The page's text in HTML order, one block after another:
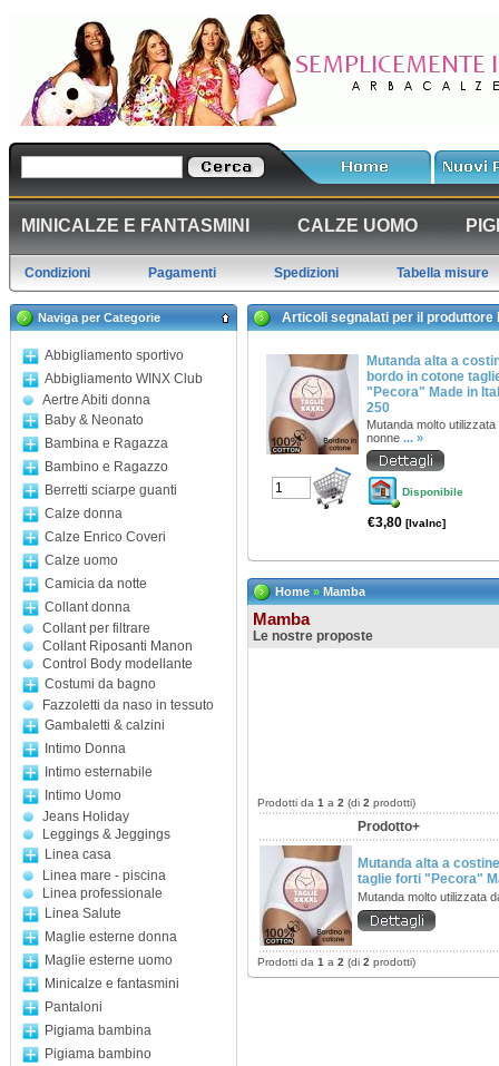
MINICALZE E FANTASMINI CALZE UOMO
Condizioni Pagamenti Spedizioni Tabella misure
Naviga per Categorie
Abbigliamento sportivo
Abbigliamento WINX Club
Aertre Abiti donna
Baby & Neonato
Bambina e Ragazza
Bambino e Ragazzo
Berretti sciarpe guanti
Calze donna
Calze Enrico Coveri
Calze uomo
Camicia da notte
Collant donna
Collant per filtrare
Collant Riposanti Manon
Control Body modellante
Costumi da bagno
Fazzoletti da naso in tessuto
Gambaletti & calzini
Intimo Donna
Intimo esternabile
Intimo Uomo
Jeans Holiday
Leggings & Jeggings
Linea casa
Linea mare - piscina
Linea professionale
Linea Salute
Maglie esterne donna
Maglie esterne uomo
Minicalze e fantasmini
Pantaloni
Pigiama bambina
Pigiama bambino
Articoli segnalati per il produttore
Mutanda alta a
bordo in cotone
"Pecora" Made in
250
Mutanda molto utilizzata
nonne ... »
Disponibile
€3,80 [IvaInc]
Home » Mamba
Mamba
Le nostre proposte
Prodotti da 1 a 2 (di 2 prodotti)
Prodotto+
Mutanda alta a
taglie forti "Pecora"
Mutanda molto utilizzata
Prodotti da 1 a 2 (di 2 prodotti)